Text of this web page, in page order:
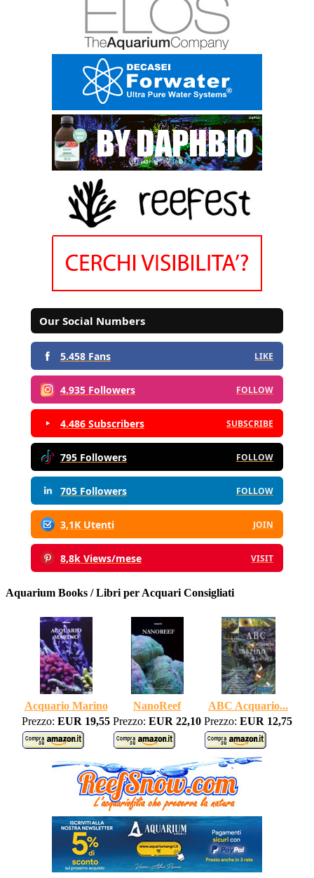
Our Social Numbers
5.458 Fans LIKE
4.935 Followers FOLLOW
4.486 Subscribers SUBSCRIBE
795 Followers FOLLOW
705 Followers FOLLOW
3,1K Utenti JOIN
8,8k Views/mese VISIT
Aquarium Books / Libri per Acquari Consigliati
Acquario Marino NanoReef
ABC Acquario...
Prezzo: EUR 19,55 Prezzo: EUR 22,10 Prezzo: EUR 12,75